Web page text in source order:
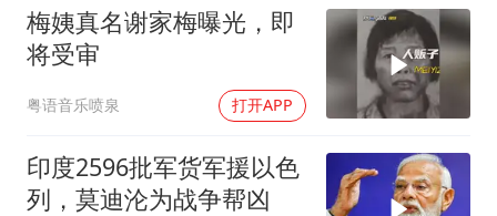
夯实基础开新局
梅姨真名谢家梅曝光，即
将受审
粤语音乐喷泉 打开APP
印度2596批军货军援以色
列，莫迪沦为战争帮凶